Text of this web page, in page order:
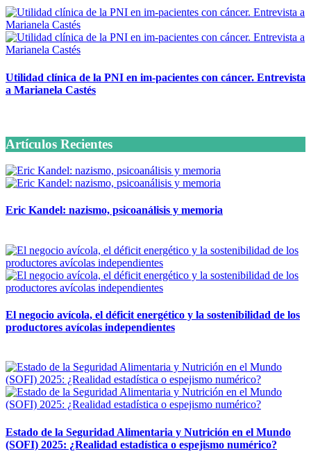
Utilidad clínica de la PNI en im-pacientes con cáncer. Entrevista
a Marianela Castés
Artículos Recientes
Eric Kandel: nazismo, psicoanálisis y memoria
El negocio avícola, el déficit energético y la sostenibilidad de los
productores avícolas independientes
Estado de la Seguridad Alimentaria y Nutrición en el Mundo
(SOFI) 2025: ¿Realidad estadística o espejismo numérico?